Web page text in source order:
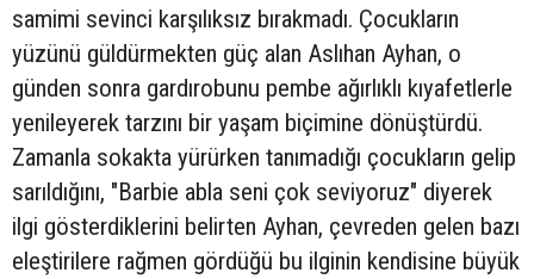
samimi sevinci karşılıksız bırakmadı. Çocukların
yüzünü güldürmekten güç alan Aslıhan Ayhan, o
günden sonra gardırobunu pembe ağırlıklı kıyafetlerle
yenileyerek tarzını bir yaşam biçimine dönüştürdü.
Zamanla sokakta yürürken tanımadığı çocukların gelip
sarıldığını, "Barbie abla seni çok seviyoruz" diyerek
ilgi gösterdiklerini belirten Ayhan, çevreden gelen bazı
eleştirilere rağmen gördüğü bu ilginin kendisine büyük